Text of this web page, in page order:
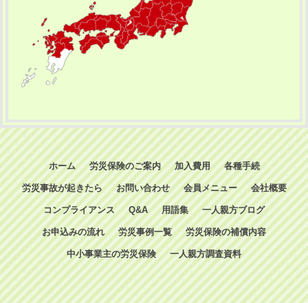
ホーム 労災保険のご案内 加入費用 各種手続
労災事故が起きたら お問い合わせ 会員メニュー 会社概要
コンプライアンス Q&A 用語集 一人親方ブログ
お申込みの流れ 労災事例一覧 労災保険の補償内容
中小事業主の労災保険 一人親方調査資料